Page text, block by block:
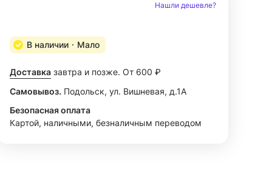
Нашли дешевле?
В наличии Мало
Доставка завтра и позже. От 600 ₽
Самовывоз. Подольск, ул. Вишневая, д.1А
Безопасная оплата
Картой, наличными, безналичным переводом